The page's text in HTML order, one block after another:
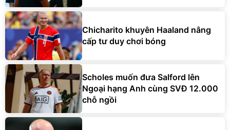
Chicharito khuyên Haaland nâng
cấp tư duy chơi bóng
Scholes muốn đưa Salford lên
Ngoại hạng Anh cùng SVĐ 12.000
chỗ ngồi